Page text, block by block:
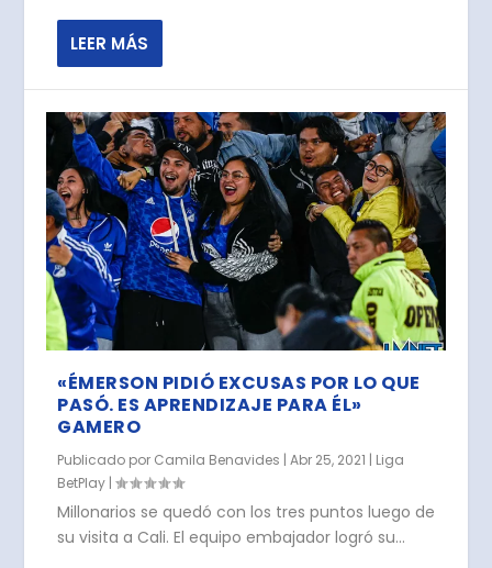
LEER MÁS
«ÉMERSON PIDIÓ EXCUSAS POR LO QUE
PASÓ. ES APRENDIZAJE PARA ÉL»
GAMERO
Publicado por Camila Benavides |Abr 25, 2021 | Liga
BetPlay |
Millonarios se quedó con los tres puntos luego de
su visita a Cali. El equipo embajador logró su...